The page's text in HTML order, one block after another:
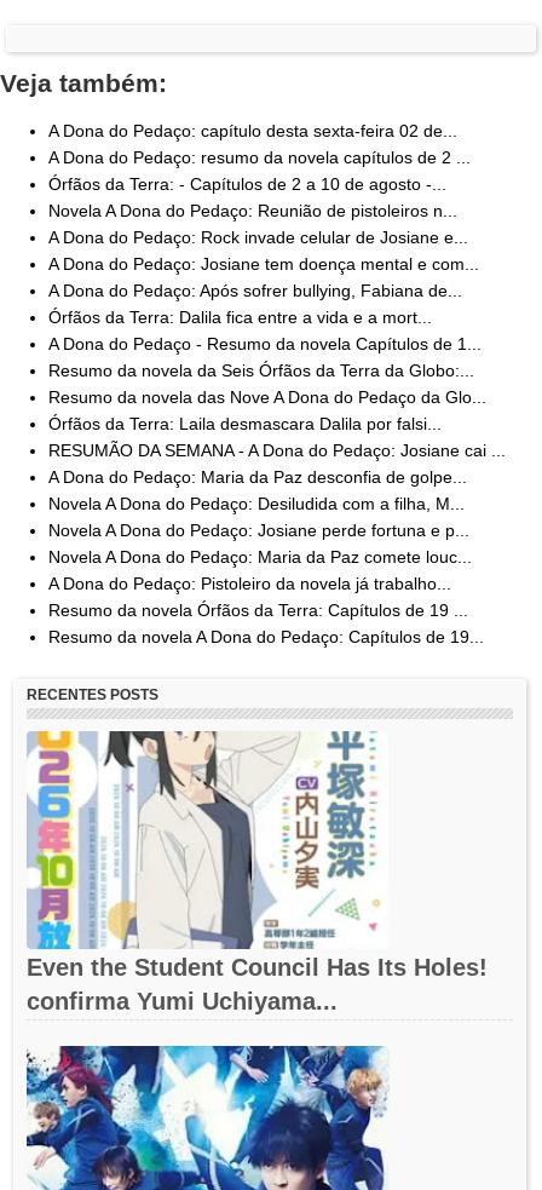
Veja também:
A Dona do Pedaço: capítulo desta sexta-feira 02 de...
A Dona do Pedaço: resumo da novela capítulos de 2 ...
Órfãos da Terra: - Capítulos de 2 a 10 de agosto -...
Novela A Dona do Pedaço: Reunião de pistoleiros n...
A Dona do Pedaço: Rock invade celular de Josiane e...
A Dona do Pedaço: Josiane tem doença mental e com...
A Dona do Pedaço: Após sofrer bullying, Fabiana de...
Órfãos da Terra: Dalila fica entre a vida e a mort...
A Dona do Pedaço - Resumo da novela Capítulos de 1...
Resumo da novela da Seis Órfãos da Terra da Globo:...
Resumo da novela das Nove A Dona do Pedaço da Glo...
Órfãos da Terra: Laila desmascara Dalila por falsi...
RESUMÃO DA SEMANA - A Dona do Pedaço: Josiane cai ...
A Dona do Pedaço: Maria da Paz desconfia de golpe...
Novela A Dona do Pedaço: Desiludida com a filha, M...
Novela A Dona do Pedaço: Josiane perde fortuna e p...
Novela A Dona do Pedaço: Maria da Paz comete louc...
A Dona do Pedaço: Pistoleiro da novela já trabalho...
Resumo da novela Órfãos da Terra: Capítulos de 19 ...
Resumo da novela A Dona do Pedaço: Capítulos de 19...
RECENTES POSTS
Even the Student Council Has Its Holes!
confirma Yumi Uchiyama...